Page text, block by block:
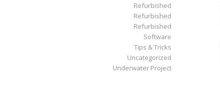
Refurbished
Refurbished
Refurbished
Software
Tips & Tricks
Uncategorized
Underwater Project